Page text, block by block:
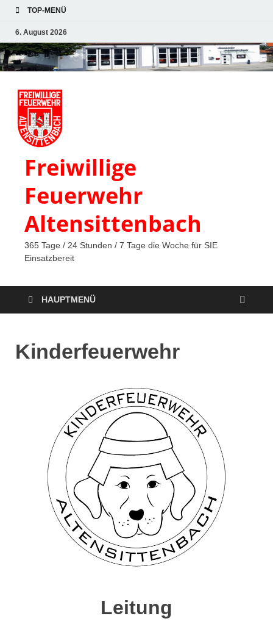
TOP-MENÜ
6. August 2026
Freiwillige
Feuerwehr
Altensittenbach
365 Tage / 24 Stunden / 7 Tage die Woche für SIE
Einsatzbereit
HAUPTMENÜ
Kinderfeuerwehr
Leitung